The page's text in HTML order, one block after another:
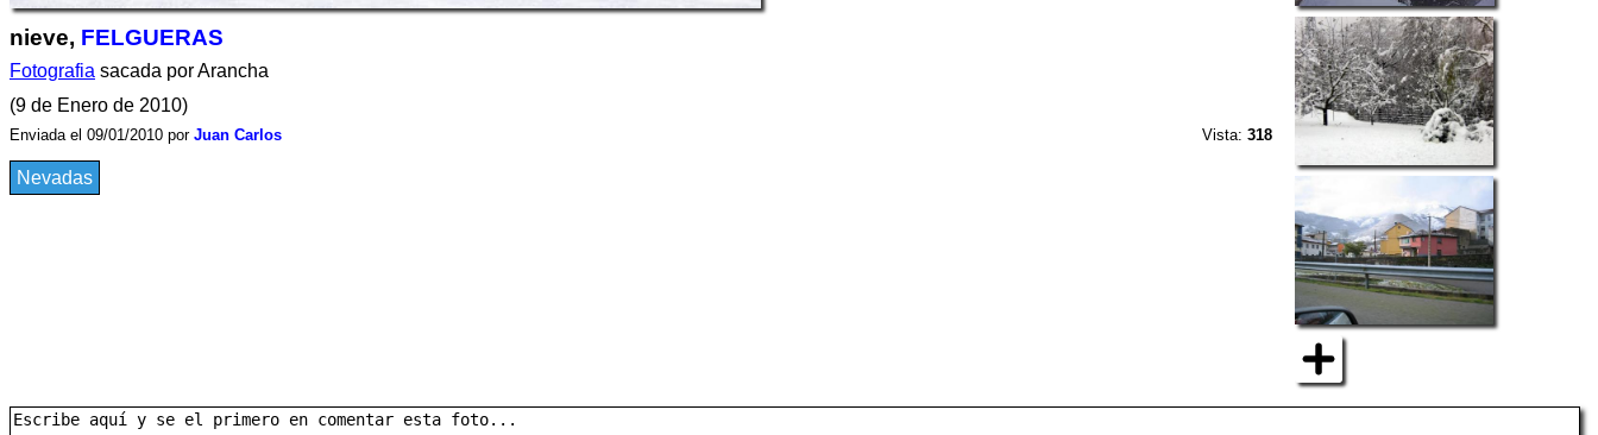
nieve, FELGUERAS
Fotografia sacada por Arancha
(9 de Enero de 2010)
Enviada el 09/01/2010 por Juan Carlos Vista:318
Nevadas